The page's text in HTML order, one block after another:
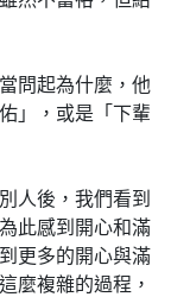
問起為什麼，他
」，或是「下輩
人後，我們看到
此感到開心和滿
更多的開心與滿
麼複雜的過程，